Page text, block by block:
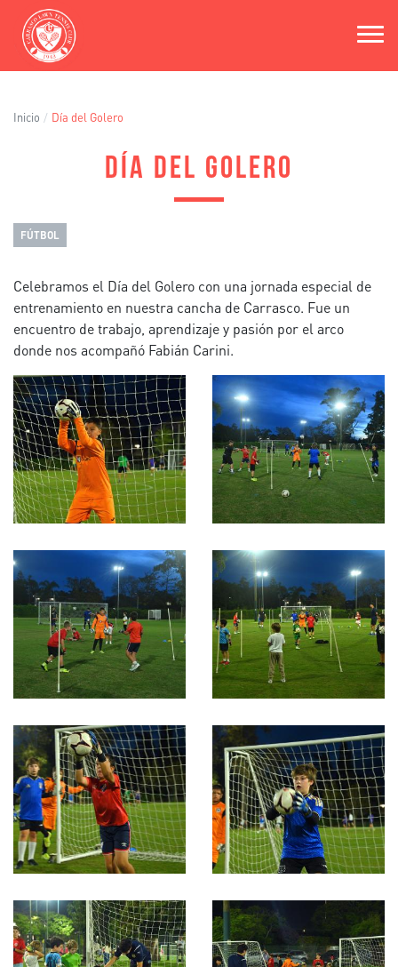
principal
Inicio Día del Golero
DÍA DEL GOLERO
FÚTBOL
Celebramos el Día del Golero con una jornada especial de
entrenamiento en nuestra cancha de Carrasco. Fue un
encuentro de trabajo, aprendizaje y pasión por el arco
donde nos acompañó Fabián Carini.